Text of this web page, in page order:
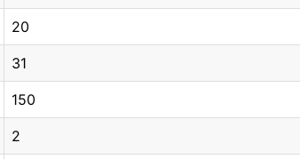
20
31
150
2